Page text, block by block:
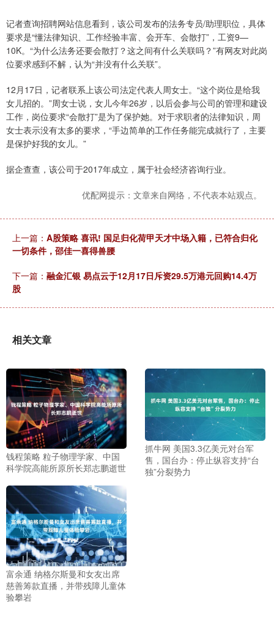
记者查询招聘网站信息看到，该公司发布的法务专员/助理职位，具体
要求是“懂法律知识、工作经验丰富、会开车、会散打”，工资9—
10K。“为什么法务还要会散打？这之间有什么关联吗？”有网友对此岗
位要求感到不解，认为“并没有什么关联”。
12月17日，记者联系上该公司法定代表人周女士。“这个岗位是给我
女儿招的。”周女士说，女儿今年26岁，以后会参与公司的管理和建设
工作，岗位要求“会散打”是为了保护她。对于求职者的法律知识，周
女士表示没有太多的要求，“手边简单的工作任务能完成就行了，主要
是保护好我的女儿。”
据企查查，该公司于2017年成立，属于社会经济咨询行业。
优配网提示：文章来自网络，不代表本站观点。
上一篇： A股策略 喜讯! 国足归化荷甲天才中场入籍，已符合归化
一切条件，邵佳一喜得兽腰
下一篇： 融金汇银 易点云于12月17日斥资29.5万港元回购14.4万
股
相关文章
钱程策略 粒子物理学家、中国
科学院高能所原所长郑志鹏逝世
抓牛网 美国3.3亿美元对台军
售，国台办：停止纵容支持“台
独”分裂势力
富余通 纳格尔斯曼和女友出席
慈善筹款直播，并带残障儿童体
验攀岩